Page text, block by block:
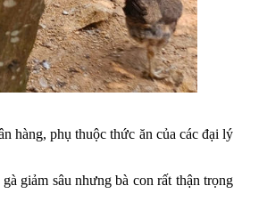
hàng, phụ thuộc thức ăn của các đại lý
giảm sâu nhưng bà con rất thận trọng